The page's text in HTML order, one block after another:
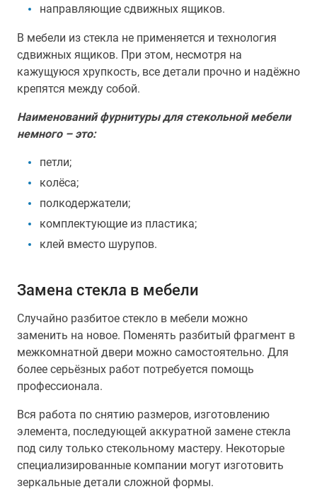
направляющие сдвижных ящиков.
В мебели из стекла не применяется и технология
сдвижных ящиков. При этом, несмотря на
кажущуюся хрупкость, все детали прочно и надёжно
крепятся между собой.
Наименований фурнитуры для стекольной мебели
немного – это:
петли;
колёса;
полкодержатели;
комплектующие из пластика;
клей вместо шурупов.
Замена стекла в мебели
Случайно разбитое стекло в мебели можно
заменить на новое. Поменять разбитый фрагмент в
межкомнатной двери можно самостоятельно. Для
более серьёзных работ потребуется помощь
профессионала.
Вся работа по снятию размеров, изготовлению
элемента, последующей аккуратной замене стекла
под силу только стекольному мастеру. Некоторые
специализированные компании могут изготовить
зеркальные детали сложной формы.